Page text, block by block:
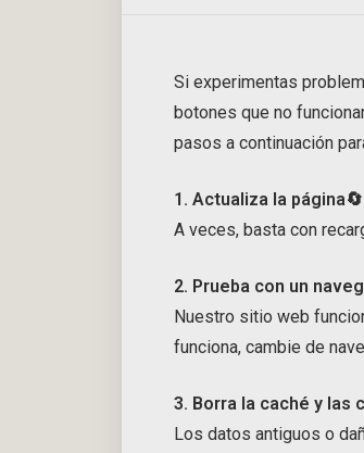
Si experimentas
botones que no
pasos a continuación
1. Actualiza la página🔄
A veces, basta con
2. Prueba con un
Nuestro sitio web
funciona, cambie de
3. Borra la caché y las
Los datos antiguos o